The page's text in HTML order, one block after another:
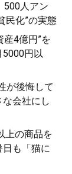
500人アン
民化”の実態
4億円”を
5000円以
が後悔して
会社にし
上の商品を
も「猫に